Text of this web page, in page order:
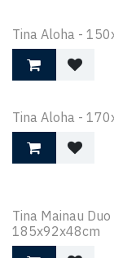
Tina Aloha -
Tina Aloha -
Tina Mainau Duo
185x92x48cm